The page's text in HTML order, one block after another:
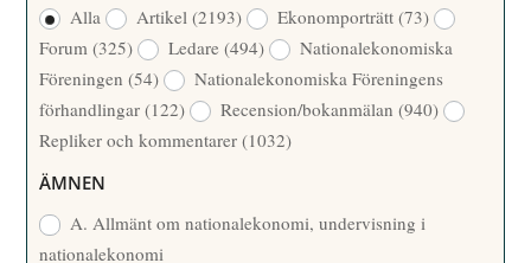
/
Å
R
F
A
T
T
A
R
Alla
Artikel(2193) Ekonomporträtt(73)
Forum(325) Ledare(494)
Nationalekonomiska
Föreningen(54)
Nationalekonomiska Föreningens
förhandlingar(122) Recension/bokanmälan(940)
Repliker och kommentarer(1032)
ÄMNEN
A. Allmänt om nationalekonomi, undervisning i
nationalekonomi